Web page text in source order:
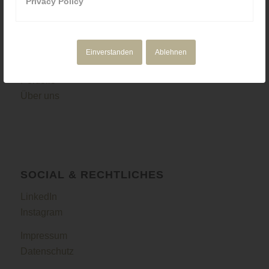
Einverstanden Ablehnen
Corporate Media
Portfolio
SOCIAL & RECHTLICHES